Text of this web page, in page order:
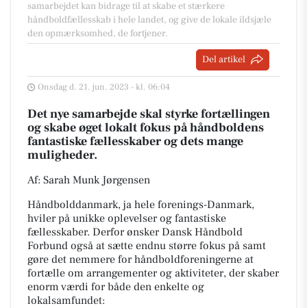
samarbejdet kan bidrage til at skabe et stærkere
håndboldfællesskab i hele landet, og give de lokale ildsjæle
den opmærksomhed, de fortjener.
Del artikel
Onsdag d. 21. jun. 2023 - kl. 06:04
Det nye samarbejde skal styrke fortællingen
og skabe øget lokalt fokus på håndboldens
fantastiske fællesskaber og dets mange
muligheder.
Af: Sarah Munk Jørgensen
Håndbolddanmark, ja hele forenings-Danmark,
hviler på unikke oplevelser og fantastiske
fællesskaber. Derfor ønsker Dansk Håndbold
Forbund også at sætte endnu større fokus på samt
gøre det nemmere for håndboldforeningerne at
fortælle om arrangementer og aktiviteter, der skaber
enorm værdi for både den enkelte og
lokalsamfundet: